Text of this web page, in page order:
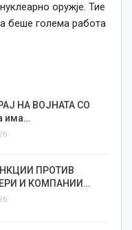
оружје. Тие
беше голема работа
НА ВОЈНАТА СО
има…
ПРОТИВ
И КОМПАНИИ…